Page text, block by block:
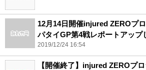
12月14日開催injured ZEROプ
パタイGP第4戦レポートアップ
2019/12/24 16:54
【開催終了】injured ZEROプ